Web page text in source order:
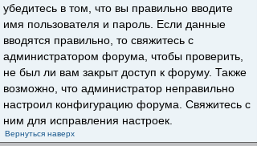
убедитесь в том, что вы правильно вводите
имя пользователя и пароль. Если данные
вводятся правильно, то свяжитесь с
администратором форума, чтобы проверить,
не был ли вам закрыт доступ к форуму. Также
возможно, что администратор неправильно
настроил конфигурацию форума. Свяжитесь с
ним для исправления настроек.
Вернуться наверх